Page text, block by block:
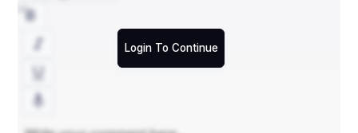
Login To Continue